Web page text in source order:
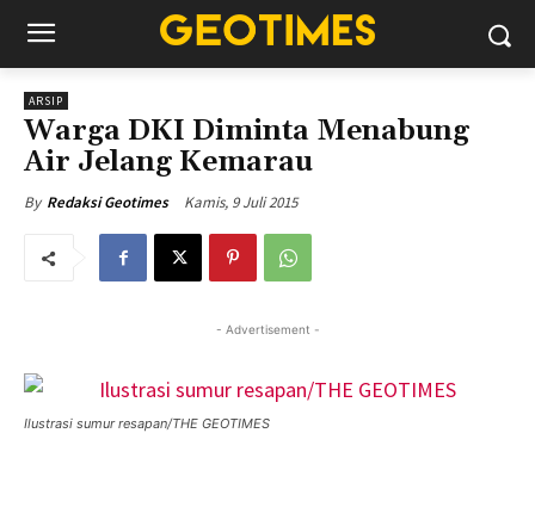
ARSIP
Warga DKI Diminta Menabung
Air Jelang Kemarau
By Redaksi Geotimes Kamis, 9 Juli 2015
- Advertisement -
Ilustrasi sumur resapan/THE GEOTIMES